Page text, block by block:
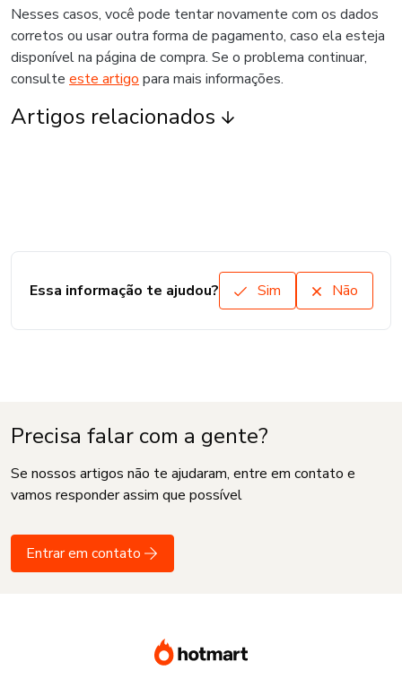
Nesses casos, você pode tentar novamente com os dados
corretos ou usar outra forma de pagamento, caso ela esteja
disponível na página de compra. Se o problema continuar,
consulte este artigo para mais informações.
Artigos relacionados
Essa informação te ajudou? Sim Não
Precisa falar com a gente?
Se nossos artigos não te ajudaram, entre em contato e
vamos responder assim que possível
Entrar em contato